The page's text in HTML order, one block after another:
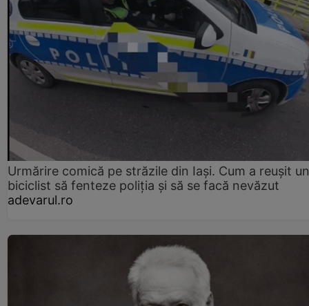
Urmărire comică pe străzile din Iași. Cum a reușit un
biciclist să fenteze poliția și să se facă nevăzut
adevarul.ro